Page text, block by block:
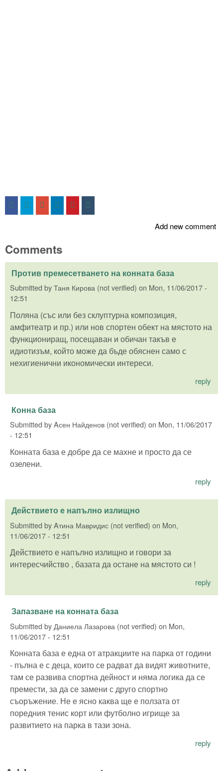
Add new comment
Comments
Против премесетването на конната база
Submitted byТаня Кирова (not verified) on Mon, 11/06/2017 -
12:51
Поляна (със или без склуптурна композиция,
амфитеатр и пр.) или нов спортен обект на мястото на
функциониращ, посещаван и обичан такъв е
идиотизъм, който може да бъде обяснен само с
нехигиенични икономически интереси.
reply
Конна база
Submitted byAсен Найденов (not verified) on Mon, 11/06/2017
- 12:51
Конната база е добре да се махне и просто да се
озелени.
reply
Действието е напълно излищно
Submitted byAтина Мавридис (not verified) on Mon,
11/06/2017 - 12:51
Действието е напълно излищно и говори за
интересчийство , базата да остане на мястото си !
reply
Запазване на конната база
Submitted by Даниела Лазарова (not verified) on Mon,
11/06/2017 - 12:51
Конната база е една от атракциите на парка от години
- пълна е с деца, които се радват да видят животните,
там се развива спортна дейност и няма логика да се
премести, за да се замени с друго спортно
съоръжение. Не е ясно каква ще е ползата от
поредния тенис корт или футболно игрище за
развитието на парка в тази зона.
reply